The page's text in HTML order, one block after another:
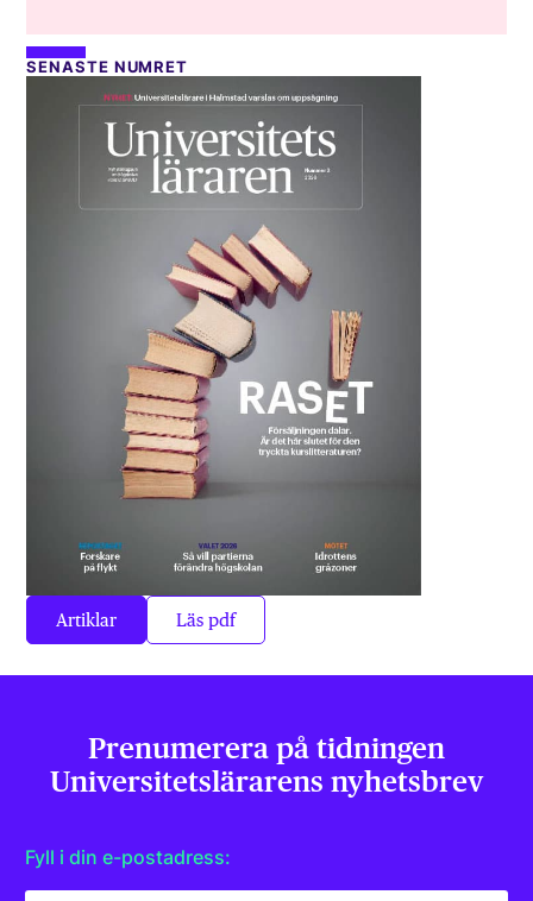
SENASTE NUMRET
Artiklar Läs pdf
Prenumerera på tidningen
Universitets­lärarens nyhetsbrev
Fyll i din e-postadress: